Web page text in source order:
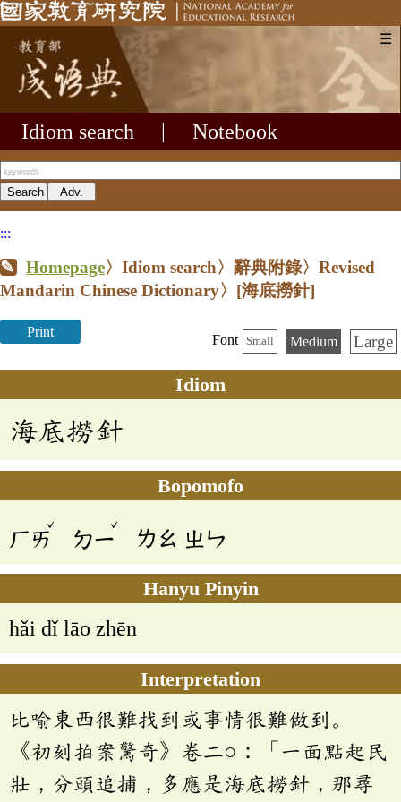
☰
Idiom search Notebook
:::
Homepage〉Idiom search〉辭典附錄〉Revised
Mandarin Chinese Dictionary〉 [海底撈針]
Print
Font Small Medium Large
Idiom
海底撈針
Bopomofo
ㄏㄞ
ˇ
ㄉㄧ
ˇ
ㄌㄠ ㄓㄣ
Hanyu Pinyin
hǎi dǐ lāo zhēn
Interpretation
比喻東西很難找到或事情很難做到。
《初刻拍案驚奇》卷二○：「一面點起民
壯，分頭追捕，多應是海底撈針，那尋